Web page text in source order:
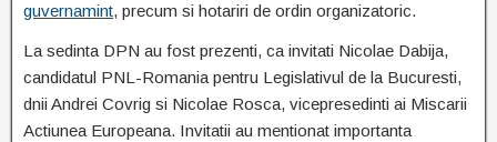
guvernamint, precum si hotariri de ordin organizatoric.
La sedinta DPN au fost prezenti, ca invitati Nicolae Dabija,
candidatul PNL-Romania pentru Legislativul de la Bucuresti,
dnii Andrei Covrig si Nicolae Rosca, vicepresedinti ai Miscarii
Actiunea Europeana. Invitatii au mentionat importanta